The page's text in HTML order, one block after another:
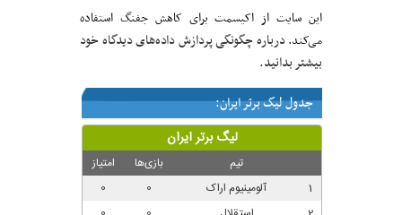
این سایت از اکیسمت برای کاهش جفنگ استفاده
می‌کند.درباره چگونگی پردازش داده‌های دیدگاه خود
بیشتر بدانید.
جدول لیگ برتر ایران: